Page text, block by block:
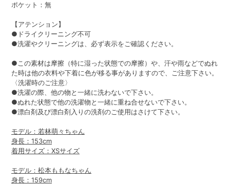
ポケット：無
【アテンション】
●ドライクリーニング不可
●洗濯やクリーニングは、必ず表示をご確認ください。
●この素材は摩擦（特に湿った状態での摩擦）や、汗や雨などでぬれ
た時は他の衣料や下着に色が移る事がありますので、ご注意下さい。
〈洗濯時のご注意〉
●洗濯の際、他の物と一緒に洗わないで下さい。
●ぬれた状態で他の洗濯物と一緒に重ね合せないで下さい。
●漂白剤及び漂白剤入りの洗剤のご使用はさけて下さい。
モデル：若林萌々ちゃん
身長：153cm
着用サイズ：XSサイズ
モデル：松本ももなちゃん
身長：159cm